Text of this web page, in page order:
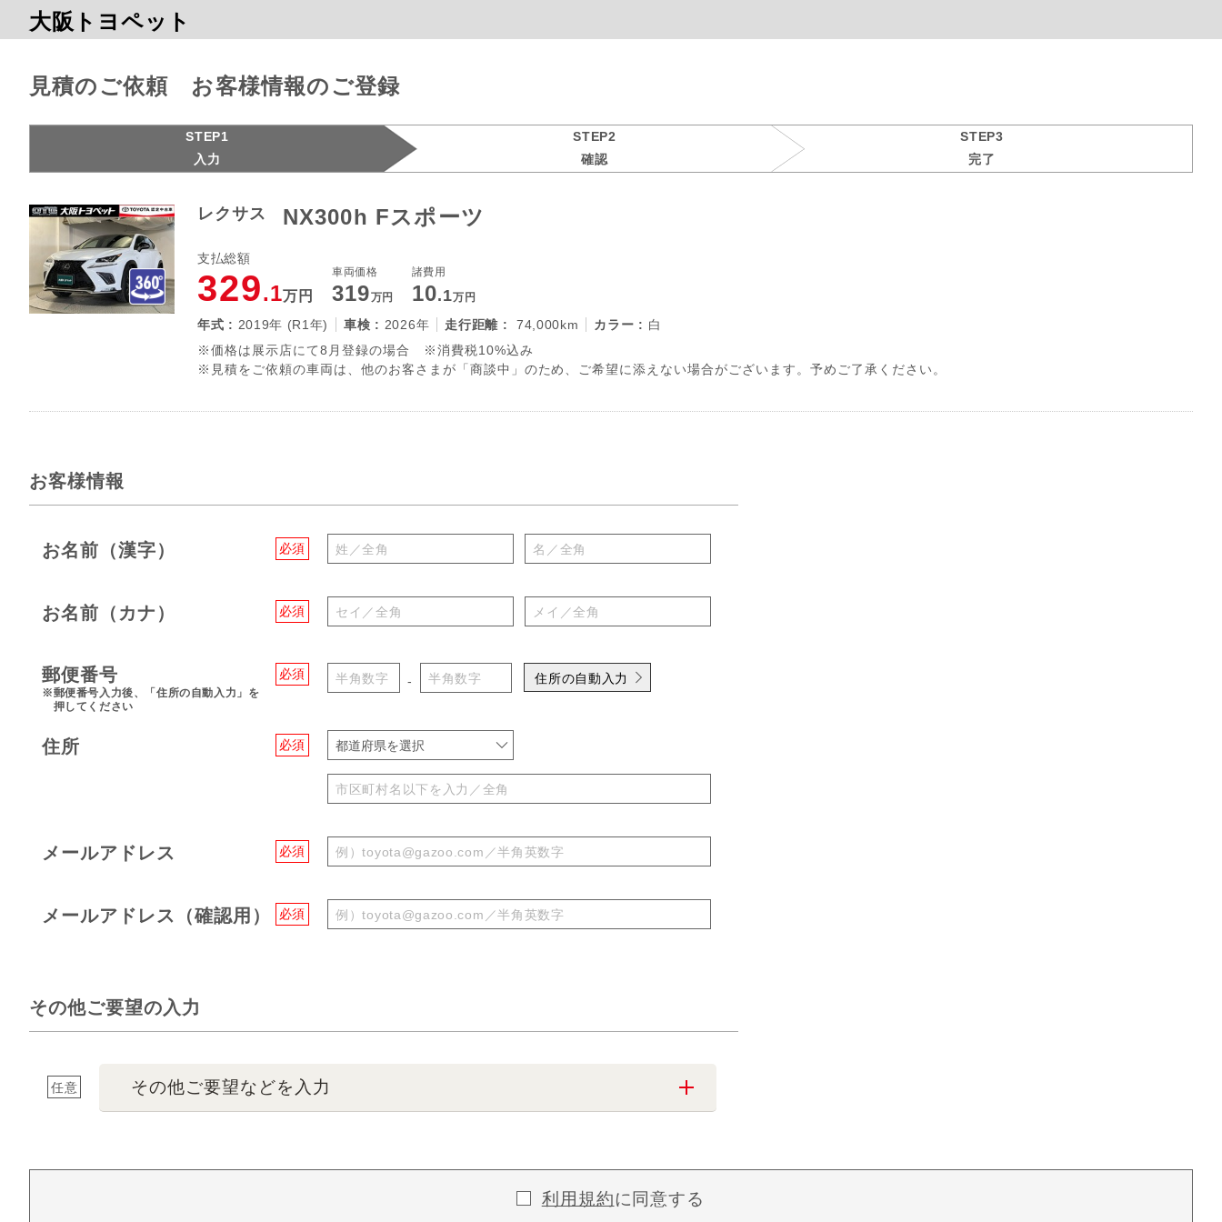
大阪トヨペット
見積のご依頼 お客様情報のご登録
STEP1
入力
STEP2
確認
STEP3
完了
レクサス NX300h Fスポーツ
支払総額
329.1万円
車両価格
319万円
諸費用
10.1万円
年式 : 2019年 (R1年) 車検 : 2026年 走行距離 : 74,000km カラー : 白
※価格は展示店にて8月登録の場合 ※消費税10%込み
※見積をご依頼の車両は、他のお客さまが「商談中」のため、ご希望に添えない場合がございます。予めご了承ください。
お客様情報
必須
お名前（漢字）
必須
お名前（カナ）
必須
郵便番号
※郵便番号入力後、「住所の自動入力」を
押してください
- 住所の自動入力
必須
住所 都道府県を選択
必須
メールアドレス
必須
メールアドレス（確認用）
その他ご要望の入力
任意 その他ご要望などを入力
利用規約に同意する